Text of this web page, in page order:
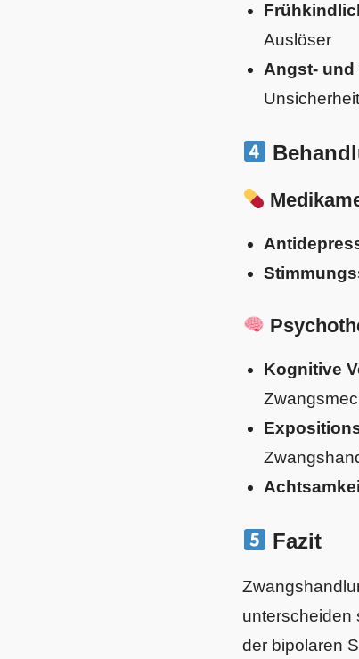
Auslöser
Angst-
Unsicherheit
Kognitive
Fazit
unterscheiden
der bipolaren